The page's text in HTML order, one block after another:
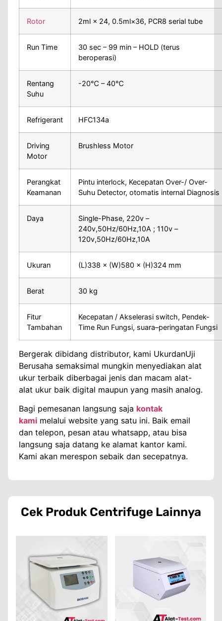
Rotor 2ml × 24, 0.5ml×36, PCR8 serial tube
Run Time
30 sec – 99 min – HOLD (terus
beroperasi)
Rentang
Suhu
-20℃ – 40℃
Refrigerant HFC134a
Driving
Motor
Brushless Motor
Perangkat
Keamanan
Pintu interlock, Kecepatan Over-/ Over-
Suhu Detector, otomatis internal Diagnosis
Daya
Single-Phase, 220v –
240v,50Hz/60Hz,10A ; 110v –
120v,50Hz/60Hz,10A
Ukuran (L)338 × (W)580 × (H)324 mm
Berat 30 kg
Fitur
Tambahan
Kecepatan / Akselerasi switch, Pendek-
Time Run Fungsi, suara–peringatan Fungsi
Bergerak dibidang distributor, kami UkurdanUji
Berusaha semaksimal mungkin menyediakan alat
ukur terbaik diberbagai jenis dan macam alat-
alat ukur baik digital maupun yang masih analog.
Bagi pemesanan langsung saja kontak
kami melalui website yang satu ini. Baik email
dan telepon, pesan atau whatsapp, atau bisa
langsung saja datang ke alamat kantor kami.
Kami akan merespon sebaik dan secepatnya.
Cek Produk Centrifuge Lainnya